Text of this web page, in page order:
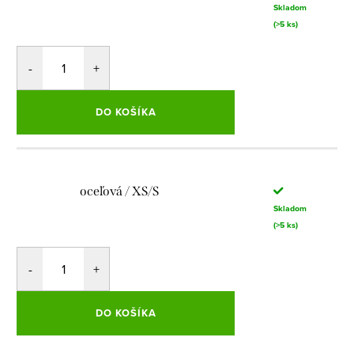
Skladom
(>5 ks)
DO KOŠÍKA
oceľová / XS/S
Skladom
(>5 ks)
DO KOŠÍKA